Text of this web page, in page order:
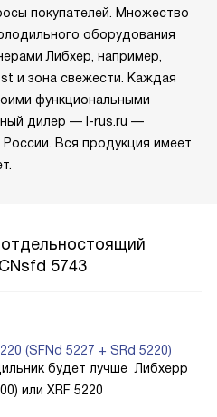
покупателей. Множество
оборудования
Либхер, например,
и зона свежести. Каждая
функциональными
дилер — l-rus.ru —
Вся продукция имеет
5743
(SFNd 5227 + SRd 5220)
будет лучше Либхерр
или XRF 5220